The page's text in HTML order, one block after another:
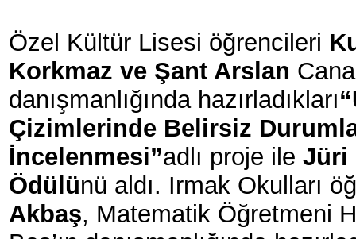
Özel Kültür Lisesi öğrencileri
Korkmaz ve Şant Arslan
danışmanlığında hazırladıkları
Çizimlerinde Belirsiz
İncelenmesi”adlı proje ile Jüri
Ödülünü aldı. Irmak Okulları
Akbaş, Matematik Öğretmeni